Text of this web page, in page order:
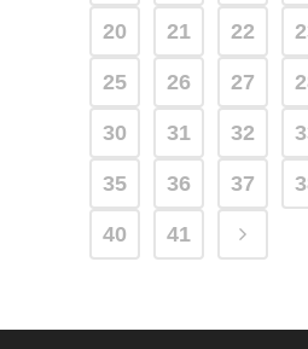
20 21 22
25 26 27
30 31 32
35 36 37
40 41